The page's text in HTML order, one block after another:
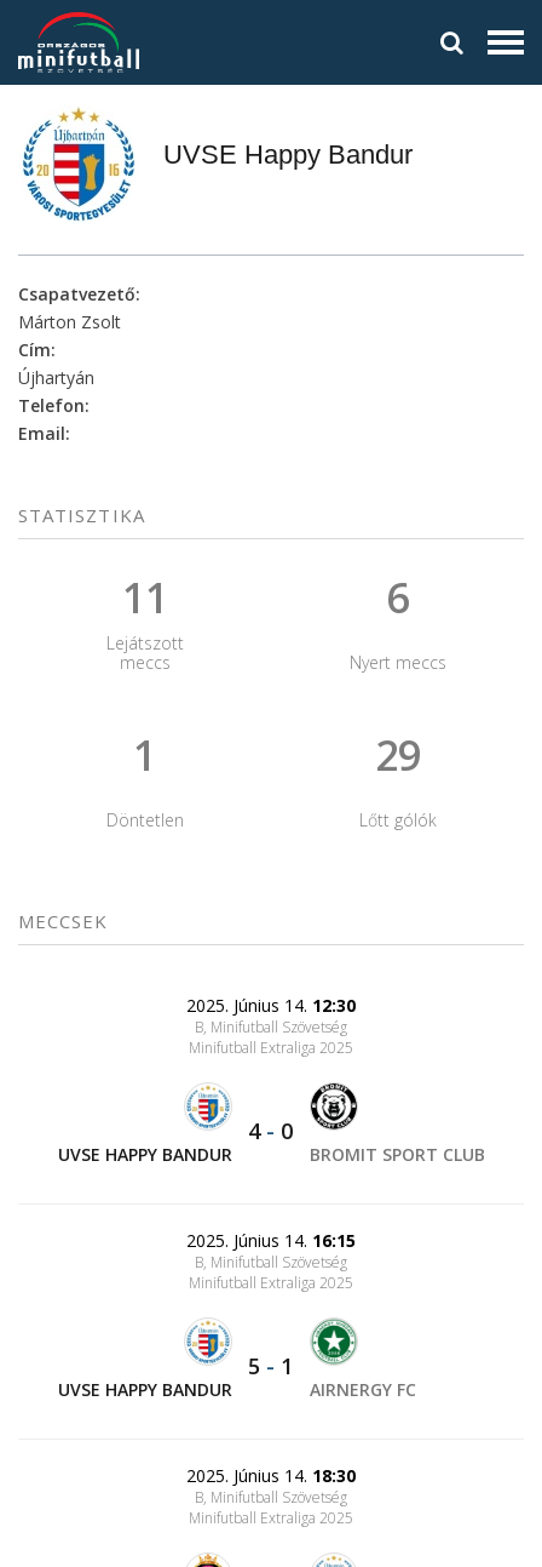
UVSE Happy Bandur
Csapatvezető:
Márton Zsolt
Cím:
Újhartyán
Telefon:
Email:
STATISZTIKA
11
Lejátszott
meccs
6
Nyert meccs
1
Döntetlen
29
Lőtt gólók
MECCSEK
2025. Június 14. 12:30
B, Minifutball Szövetség
Minifutball Extraliga 2025
UVSE HAPPY BANDUR
4- 0
BROMIT SPORT CLUB
2025. Június 14. 16:15
B, Minifutball Szövetség
Minifutball Extraliga 2025
UVSE HAPPY BANDUR
5 - 1
AIRNERGY FC
2025. Június 14. 18:30
B, Minifutball Szövetség
Minifutball Extraliga 2025